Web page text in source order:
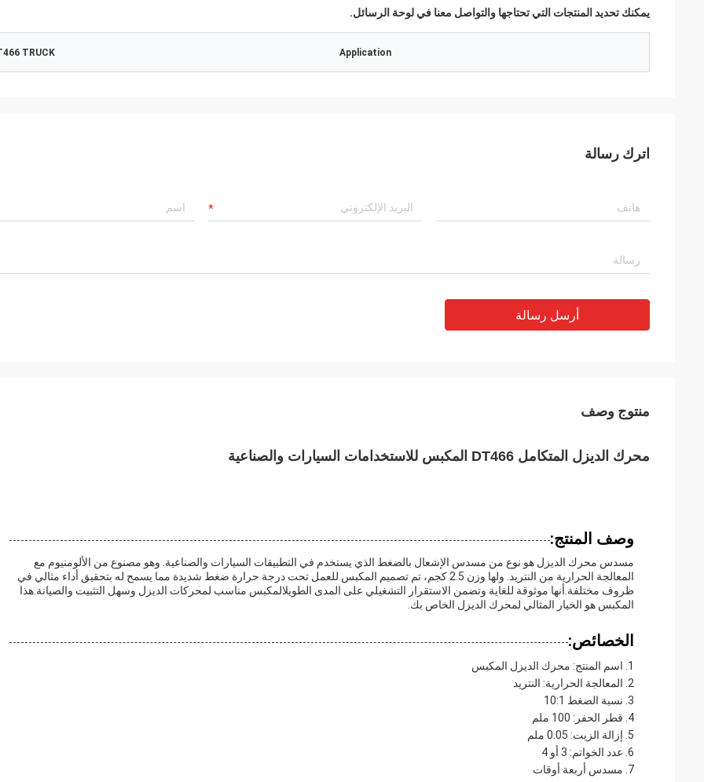
يمكنك تحديد المنتجات التي تحتاجها والتواصل معنا في لوحة الرسائل.
Application
TRUCK
اترك رسالة
أرسل رسالة
منتوج وصف
محرك الديزل المتكامل DT466 المكبس للاستخدامات السيارات والصناعية
وصف المنتج:
مسدس محرك الديزل هو نوع من مسدس الإشعال بالضغط الذي يستخدم في التطبيقات السيارات والصناعية. وهو مصنوع من الألومنيوم مع
المعالجة الحرارية من النتريد. ولها وزن 2.5 كجم، تم تصميم المكبس للعمل تحت درجة حرارة ضغط شديدة مما يسمح له بتحقيق أداء مثالي في
ظروف مختلفة.أنها موثوقة للغاية وتضمن الاستقرار التشغيلي على المدى الطويلالمكبس مناسب لمحركات الديزل وسهل التثبيت والصيانة.هذا
المكبس هو الخيار المثالي لمحرك الديزل الخاص بك.
الخصائص:
اسم المنتج: محرك الديزل المكبس
المعالجة الحرارية: النتريد
نسبة الضغط 10:1
قطر الحفر: 100 ملم
إزالة الزيت: 0.05 ملم
عدد الخواتم: 3 أو 4
مسدس أربعة أوقات